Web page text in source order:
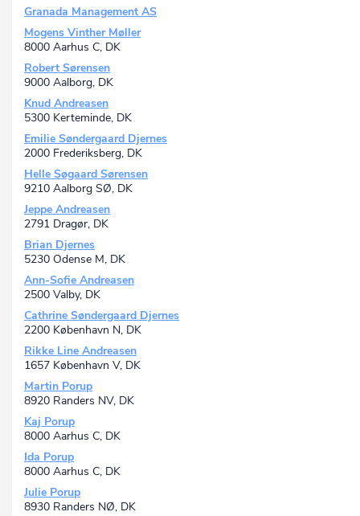
Granada Management AS
Mogens Vinther Møller
8000 Aarhus C, DK
Robert Sørensen
9000 Aalborg, DK
Knud Andreasen
5300 Kerteminde, DK
Emilie Søndergaard Djernes
2000 Frederiksberg, DK
Helle Søgaard Sørensen
9210 Aalborg SØ, DK
Jeppe Andreasen
2791 Dragør, DK
Brian Djernes
5230 Odense M, DK
Ann-Sofie Andreasen
2500 Valby, DK
Cathrine Søndergaard Djernes
2200 København N, DK
Rikke Line Andreasen
1657 København V, DK
Martin Porup
8920 Randers NV, DK
Kaj Porup
8000 Aarhus C, DK
Ida Porup
8000 Aarhus C, DK
Julie Porup
8930 Randers NØ, DK